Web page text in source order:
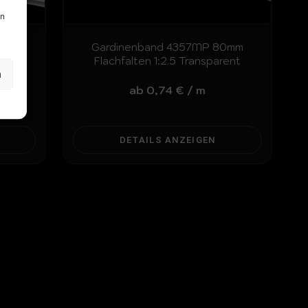
Gardinenband 4357MP 80mm
Flachfalten 1:2.5 Transparent
ab 0,74 € / m
DETAILS ANZEIGEN